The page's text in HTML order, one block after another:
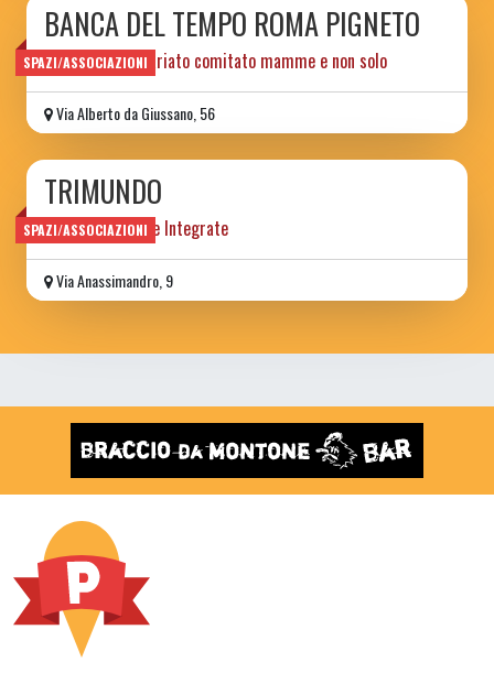
SPAZI/ASSOCIAZIONI
BANCA DEL TEMPO ROMA PIGNETO
ass.ne di volontariato comitato mamme e non solo
Via Alberto da Giussano, 56
SPAZI/ASSOCIAZIONI
TRIMUNDO
Centro Discipline Integrate
Via Anassimandro, 9